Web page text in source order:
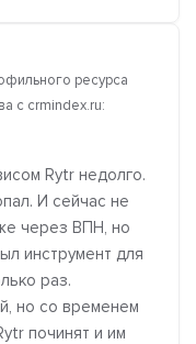
ресурса
с crmindex.ru:
Rytr недолго.
И сейчас не
через ВПН, но
инструмент для
раз.
но со временем
починят и им